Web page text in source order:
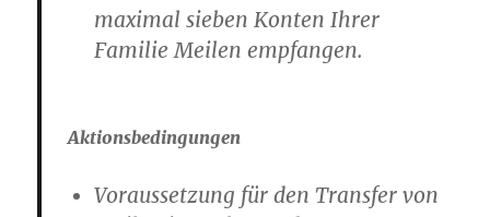
maximal sieben Konten Ihrer
Familie Meilen empfangen.
Aktionsbedingungen
Voraussetzung für den Transfer von